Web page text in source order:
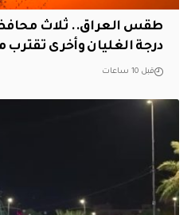
طقس العراق.. ثلاث
درجة الغليان وأخرى تقترب
قبل 10 ساعات